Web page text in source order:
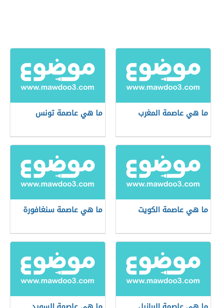
ما هي عاصمة المغرب ما هي عاصمة تونس
ما هي عاصمة الكويت ما هي عاصمة سنغافورة